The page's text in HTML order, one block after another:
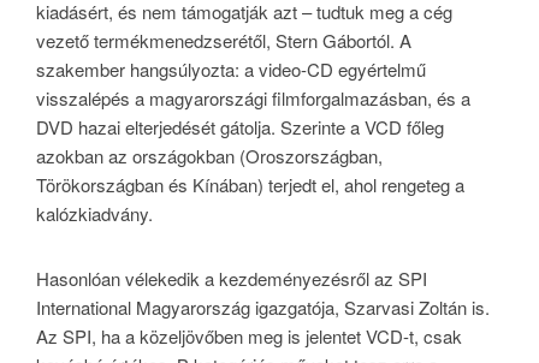
kiadásért, és nem támogatják azt – tudtuk meg a cég
vezető termékmenedzserétől, Stern Gábortól. A
szakember hangsúlyozta: a video-CD egyértelmű
visszalépés a magyarországi filmforgalmazásban, és a
DVD hazai elterjedését gátolja. Szerinte a VCD főleg
azokban az országokban (Oroszországban,
Törökországban és Kínában) terjedt el, ahol rengeteg a
kalózkiadvány.
Hasonlóan vélekedik a kezdeményezésről az SPI
International Magyarország igazgatója, Szarvasi Zoltán is.
Az SPI, ha a közeljövőben meg is jelentet VCD-t, csak